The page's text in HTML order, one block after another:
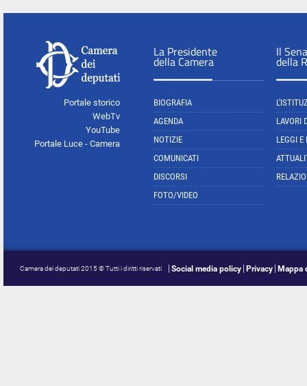
Portale storico
WebTv
YouTube
Portale Luce - Camera
La Presidente
della Camera
BIOGRAFIA
AGENDA
NOTIZIE
COMUNICATI
DISCORSI
FOTO/VIDEO
Il
della
LAVORI
LEGGI E
Camera dei deputati 2015 © Tutti i diritti riservati Social media policy Privacy Mappa